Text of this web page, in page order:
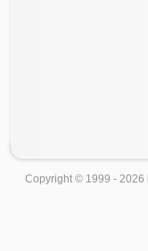
Copyright © 1999 - 2026